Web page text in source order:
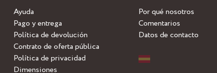
Ayuda
Pago y entrega
Política de devolución
Contrato de oferta pública
Política de privacidad
Dimensiones
Por qué nosotros
Comentarios
Datos de contacto